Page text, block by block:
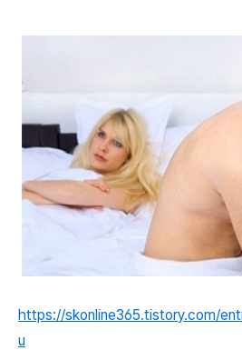
https://skonline365.tistory.com/
u